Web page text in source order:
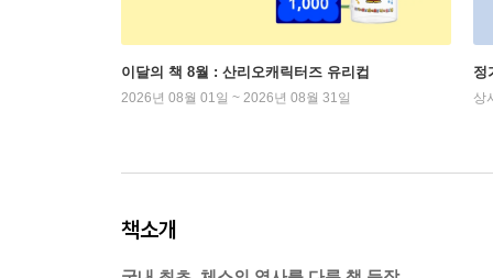
이달의 책 8월 : 산리오캐릭터즈 유리컵
2026년 08월 01일 ~ 2026년 08월 31일
정
상
책소개